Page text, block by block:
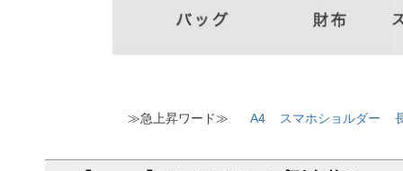
≫急上昇ワード≫ A4 スマホショルダー